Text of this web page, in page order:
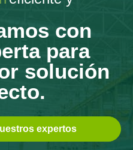
con
para
solución
expertos